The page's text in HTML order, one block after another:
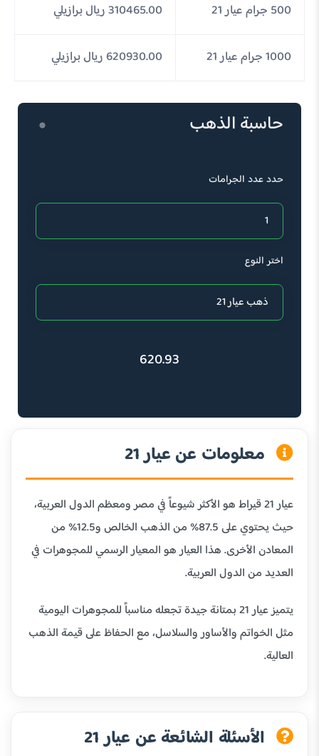
500 جرام عيار 21 310465.00 ريال برازيلي
1000 جرام عيار 21 620930.00 ريال برازيلي
حاسبة الذهب
حدد عدد الجرامات
اختر النوع
620.93
معلومات عن عيار 21
عيار 21 قيراط هو الأكثر شيوعاً في مصر ومعظم الدول العربية،
حيث يحتوي على 87.5% من الذهب الخالص و12.5% من
المعادن الأخرى. هذا العيار هو المعيار الرسمي للمجوهرات في
العديد من الدول العربية.
يتميز عيار 21 بمتانة جيدة تجعله مناسباً للمجوهرات اليومية
مثل الخواتم والأساور والسلاسل، مع الحفاظ على قيمة الذهب
العالية.
الأسئلة الشائعة عن عيار 21